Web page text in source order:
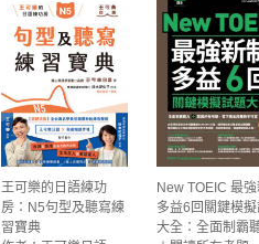
王可樂的日語練功
房：N5句型及聽寫練
習寶典
New TOEIC 最強
多益6回關鍵模擬
大全：全面制霸